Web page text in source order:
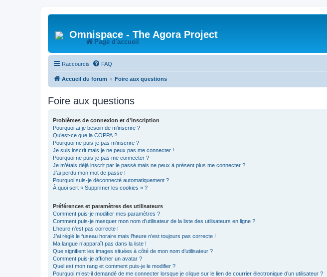
Omnispace - The Agora Project
Page d'accueil
Raccourcis FAQ
Accueil du forum Foire aux questions
Foire aux questions
Problèmes de connexion et d’inscription
Pourquoi ai-je besoin de m’inscrire ?
Qu’est-ce que la COPPA ?
Pourquoi ne puis-je pas m’inscrire ?
Je suis inscrit mais je ne peux pas me connecter !
Pourquoi ne puis-je pas me connecter ?
Je m’étais déjà inscrit par le passé mais ne peux à présent plus me connecter ?!
J’ai perdu mon mot de passe !
Pourquoi suis-je déconnecté automatiquement ?
À quoi sert « Supprimer les cookies » ?
Préférences et paramètres des utilisateurs
Comment puis-je modifier mes paramètres ?
Comment puis-je masquer mon nom d’utilisateur de la liste des utilisateurs en ligne ?
L’heure n’est pas correcte !
J’ai réglé le fuseau horaire mais l’heure n’est toujours pas correcte !
Ma langue n’apparaît pas dans la liste !
Que signifient les images situées à côté de mon nom d’utilisateur ?
Comment puis-je afficher un avatar ?
Quel est mon rang et comment puis-je le modifier ?
Pourquoi m’est-il demandé de me connecter lorsque je clique sur le lien de courrier électronique d’un utilisateur ?